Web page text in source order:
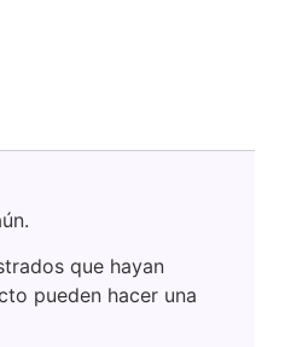
que hayan
pueden hacer una